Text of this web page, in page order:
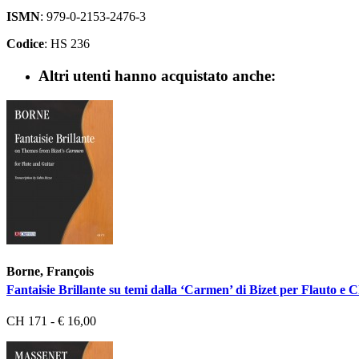
ISMN: 979-0-2153-2476-3
Codice: HS 236
Altri utenti hanno acquistato anche:
Borne, François
Fantaisie Brillante su temi dalla ‘Carmen’ di Bizet per Flauto e
CH 171 - € 16,00